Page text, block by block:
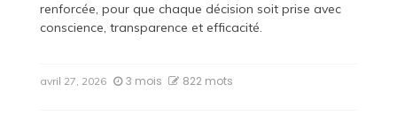
renforcée, pour que chaque décision soit prise avec
conscience, transparence et efficacité.
avril 27, 2026 3 mois 822 mots